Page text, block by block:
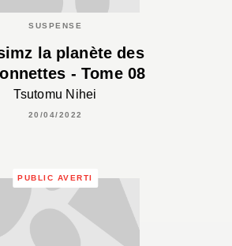
SUSPENSE
la planète des
- Tome 08
Tsutomu Nihei
20/04/2022
PUBLIC AVERTI